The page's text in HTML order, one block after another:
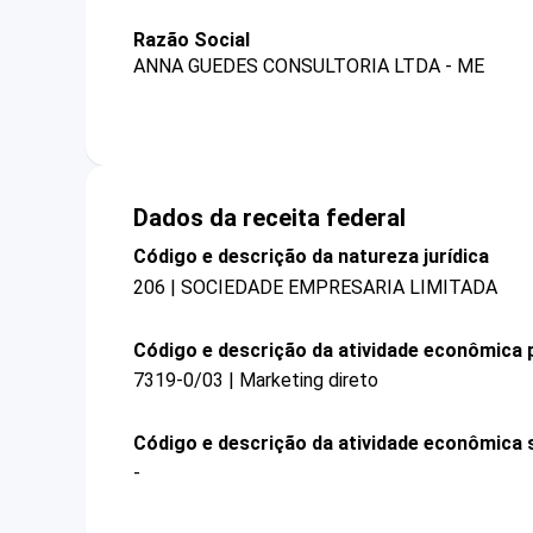
Razão Social
ANNA GUEDES CONSULTORIA LTDA - ME
Dados da receita federal
Código e descrição da natureza jurídica
206 | SOCIEDADE EMPRESARIA LIMITADA
Código e descrição da atividade econômica
7319-0/03 | Marketing direto
Código e descrição da atividade econômica
-